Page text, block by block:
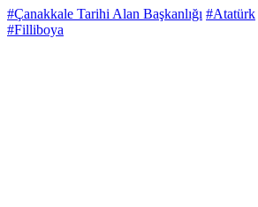
#Çanakkale Tarihi Alan Başkanlığı #Atatürk
#Filliboya